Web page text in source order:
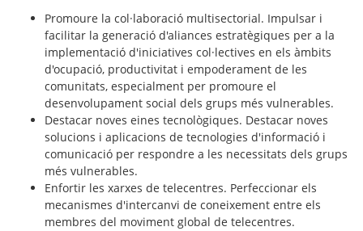
Promoure la col·laboració multisectorial. Impulsar i
facilitar la generació d'aliances estratègiques per a la
implementació d'iniciatives col·lectives en els àmbits
d'ocupació, productivitat i empoderament de les
comunitats, especialment per promoure el
desenvolupament social dels grups més vulnerables.
Destacar noves eines tecnològiques. Destacar noves
solucions i aplicacions de tecnologies d'informació i
comunicació per respondre a les necessitats dels grups
més vulnerables.
Enfortir les xarxes de telecentres. Perfeccionar els
mecanismes d'intercanvi de coneixement entre els
membres del moviment global de telecentres.